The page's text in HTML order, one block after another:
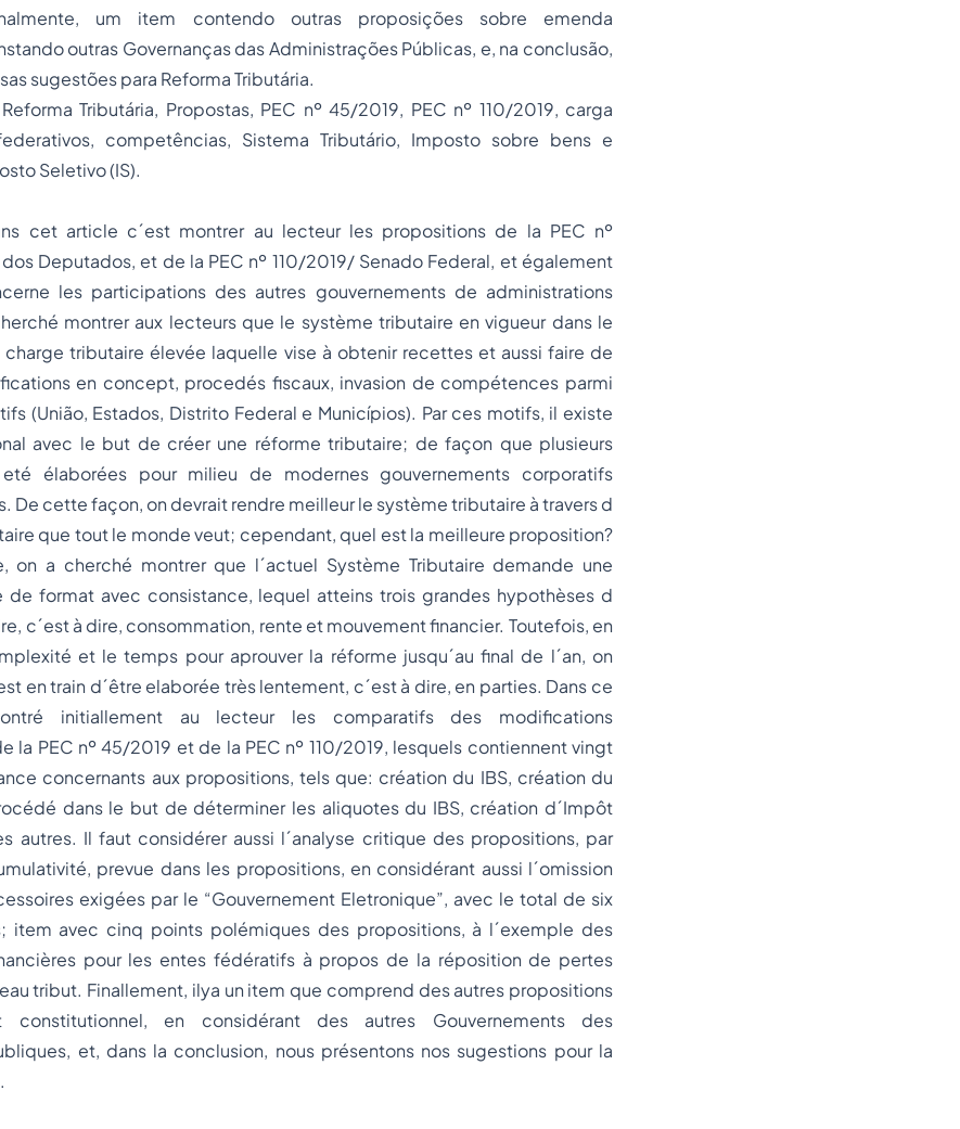
um item contendo outras proposições sobre emenda
outras Governanças das Administrações Públicas, e, na conclusão,
sugestões para Reforma Tributária.
Reforma Tributária, Propostas, PEC nº 45/2019, PEC nº 110/2019, carga
competências, Sistema Tributário, Imposto sobre bens e
Seletivo (IS).
cet article c´est montrer au lecteur les propositions de la PEC nº
Deputados, et de la PEC nº 110/2019/ Senado Federal, et également
les participations des autres gouvernements de administrations
montrer aux lecteurs que le système tributaire en vigueur dans le
tributaire élevée laquelle vise à obtenir recettes et aussi faire de
en concept, procedés fiscaux, invasion de compétences parmi
(União, Estados, Distrito Federal e Municípios). Par ces motifs, il existe
avec le but de créer une réforme tributaire; de façon que plusieurs
élaborées pour milieu de modernes gouvernements corporatifs
De cette façon, on devrait rendre meilleur le système tributaire à travers d
que tout le monde veut; cependant, quel est la meilleure proposition?
on a cherché montrer que l´actuel Système Tributaire demande une
de format avec consistance, lequel atteins trois grandes hypothèses d
c´est à dire, consommation, rente et mouvement financier. Toutefois, en
et le temps pour aprouver la réforme jusqu´au final de l´an, on
en train d´être elaborée très lentement, c´est à dire, en parties. Dans ce
initiallement au lecteur les comparatifs des modifications
la PEC nº 45/2019 et de la PEC nº 110/2019, lesquels contiennent vingt
concernants aux propositions, tels que: création du IBS, création du
dans le but de déterminer les aliquotes du IBS, création d´Impôt
autres. Il faut considérer aussi l´analyse critique des propositions, par
prevue dans les propositions, en considérant aussi l´omission
exigées par le “Gouvernement Eletronique”, avec le total de six
item avec cinq points polémiques des propositions, à l´exemple des
pour les entes fédératifs à propos de la réposition de pertes
tribut. Finallement, ilya un item que comprend des autres propositions
constitutionnel, en considérant des autres Gouvernements des
et, dans la conclusion, nous présentons nos sugestions pour la